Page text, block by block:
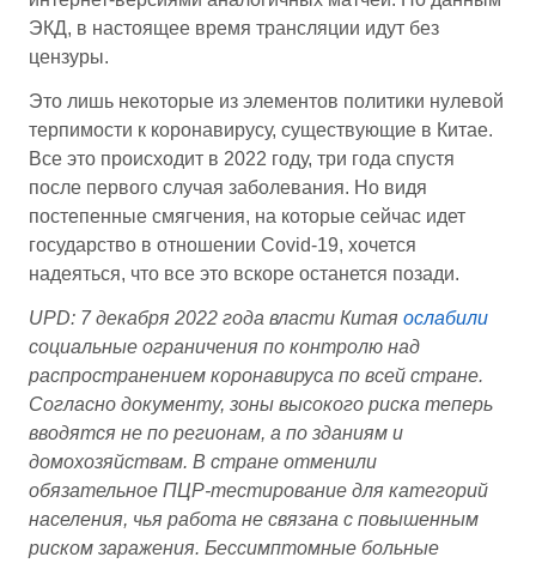
ЭКД, в настоящее время трансляции идут без
цензуры.
Это лишь некоторые из элементов политики нулевой
терпимости к коронавирусу, существующие в Китае.
Все это происходит в 2022 году, три года спустя
после первого случая заболевания. Но видя
постепенные смягчения, на которые сейчас идет
государство в отношении Covid-19, хочется
надеяться, что все это вскоре останется позади.
UPD: 7 декабря 2022 года власти Китая ослабили
социальные ограничения по контролю над
распространением коронавируса по всей стране.
Согласно документу, зоны высокого риска теперь
вводятся не по регионам, а по зданиям и
домохозяйствам. В стране отменили
обязательное ПЦР-тестирование для категорий
населения, чья работа не связана с повышенным
риском заражения. Бессимптомные больные